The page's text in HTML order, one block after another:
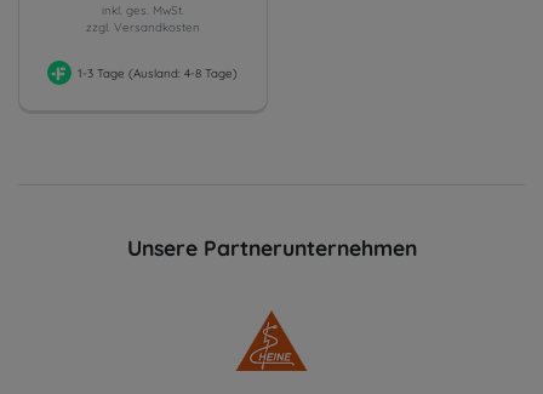
inkl. ges. MwSt.
zzgl. Versandkosten
1-3 Tage (Ausland: 4-8 Tage)
Unsere Partnerunternehmen